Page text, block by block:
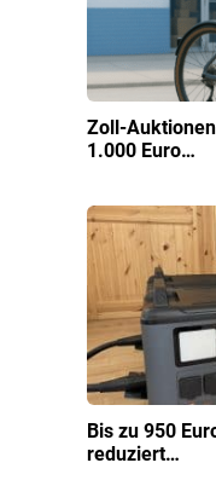
Zoll-
1.000 Euro…
Bis zu 950
reduziert…